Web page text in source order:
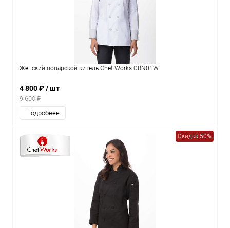
Женский поварской китель Chef Works CBN01W
4 800 ₽/ шт
9 600 ₽
Подробнее
Скидка 50%